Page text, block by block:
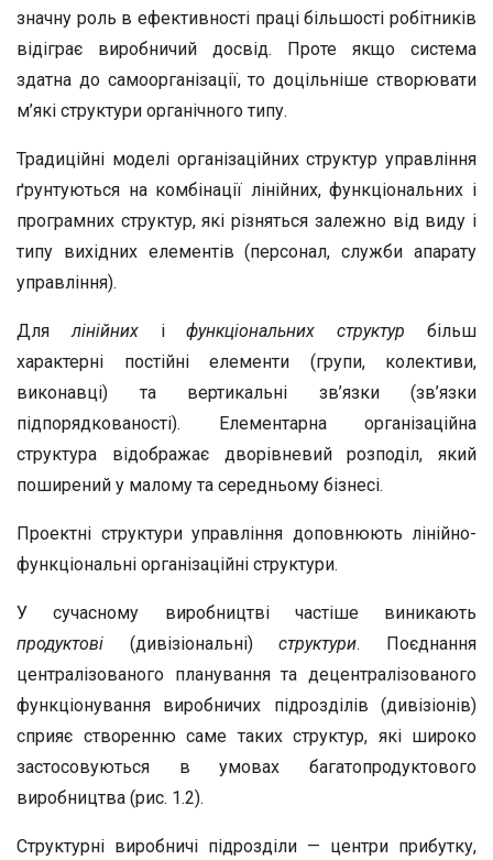
значну роль в ефективності праці більшості робітників
відіграє виробничий досвід. Проте якщо система
здатна до самоорганізації, то доцільніше створювати
м’які структури органічного типу.
Традиційні моделі організаційних структур управління
ґрунтуються на комбінації лінійних, функціональних і
програмних структур, які різняться залежно від виду і
типу вихідних елементів (персонал, служби апарату
управління).
Длялінійнихіфункціональних структур більш
характерні постійні елементи (групи, колективи,
виконавці) та вертикальні зв’язки (зв’язки
підпорядкованості). Елементарна організаційна
структура відображає дворівневий розподіл, який
поширений у малому та середньому бізнесі.
Проектні структури управління доповнюють лінійно-
функціональні організаційні структури.
У сучасному виробництві частіше виникають
продуктові (дивізіональні)структури. Поєднання
централізованого планування та децентралізованого
функціонування виробничих підрозділів (дивізіонів)
сприяє створенню саме таких структур, які широко
застосовуються в умовах багатопродуктового
виробництва (рис. 1.2).
Структурні виробничі підрозділи — центри прибутку,